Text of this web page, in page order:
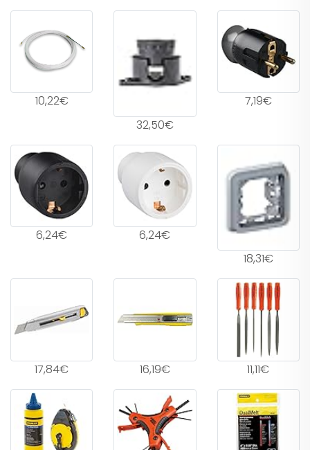
10,22€
32,50€
7,19€
6,24€
6,24€
18,31€
17,84€ 16,19€ 11,11€